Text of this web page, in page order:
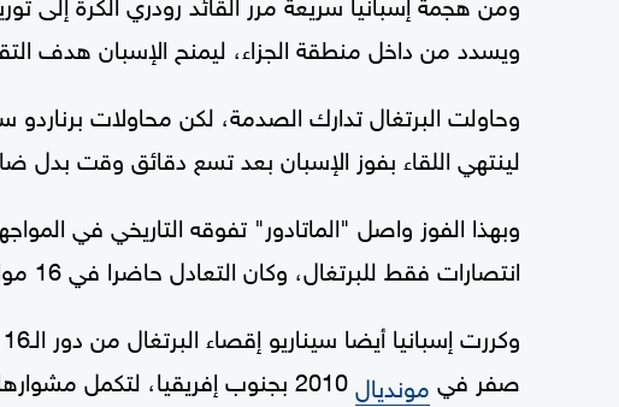
ويسدد من داخل منطقة الجزاء، ليمنح الإسبان هدف
وحاولت البرتغال تدارك الصدمة، لكن محاولات برناردو
لينتهي اللقاء بفوز الإسبان بعد تسع دقائق وقت بدل
انتصارات فقط للبرتغال، وكان التعادل حاضرا في 16 مواجهة.
صفر في مونديال